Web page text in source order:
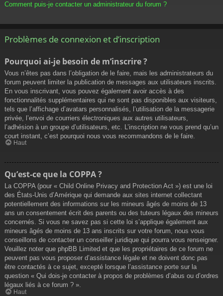
Comment puis-je contacter un administrateur du forum ?
Problèmes de connexion et d’inscription
Pourquoi ai-je besoin de m’inscrire ?
Vous n’êtes pas dans l’obligation de le faire, mais les administrateurs du
forum peuvent limiter la publication de messages aux utilisateurs inscrits.
En vous inscrivant, vous pouvez également avoir accès à des
fonctionnalités supplémentaires qui ne sont pas disponibles aux visiteurs,
tels que l’affichage d’avatars personnalisés, l’utilisation de la messagerie
privée, l’envoi de courriers électroniques aux autres utilisateurs,
l’adhésion à un groupe d’utilisateurs, etc. L’inscription ne vous prend qu’un
court instant, c’est pourquoi nous vous recommandons de le faire.
Haut
Qu’est-ce que la COPPA ?
La COPPA (pour « Child Online Privacy and Protection Act ») est une loi
des États-Unis d’Amérique qui demande aux sites internet collectant
potentiellement des informations sur les mineurs âgés de moins de 13
ans un consentement écrit des parents ou des tuteurs légaux des mineurs
concernés. Si vous ne savez pas si cette loi s’applique également aux
mineurs âgés de moins de 13 ans inscrits sur votre forum, nous vous
conseillons de contacter un conseiller juridique qui pourra vous renseigner.
Veuillez noter que phpBB Limited et que les propriétaires de ce forum ne
peuvent pas vous proposer d’assistance légale et ne doivent donc pas
être contactés à ce sujet, excepté lorsque l’assistance porte sur la
question « Qui dois-je contacter à propos de problèmes d’abus ou d’ordres
légaux liés à ce forum ? ».
Haut